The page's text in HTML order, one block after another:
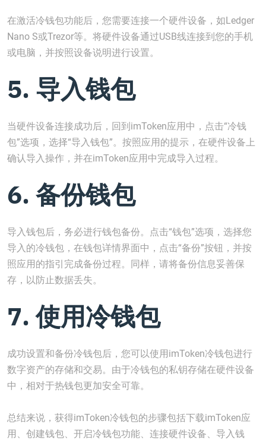
在激活冷钱包功能后，您需要连接一个硬件设备，如Ledger
Nano S或Trezor等。将硬件设备通过USB线连接到您的手机
或电脑，并按照设备说明进行设置。
5. 导入钱包
当硬件设备连接成功后，回到imToken应用中，点击“冷钱
包”选项，选择“导入钱包”。按照应用的提示，在硬件设备上
确认导入操作，并在imToken应用中完成导入过程。
6. 备份钱包
导入钱包后，务必进行钱包备份。点击“钱包”选项，选择您
导入的冷钱包，在钱包详情界面中，点击“备份”按钮，并按
照应用的指引完成备份过程。同样，请将备份信息妥善保
存，以防止数据丢失。
7. 使用冷钱包
成功设置和备份冷钱包后，您可以使用imToken冷钱包进行
数字资产的存储和交易。由于冷钱包的私钥存储在硬件设备
中，相对于热钱包更加安全可靠。
总结来说，获得imToken冷钱包的步骤包括下载imToken应
用、创建钱包、开启冷钱包功能、连接硬件设备、导入钱